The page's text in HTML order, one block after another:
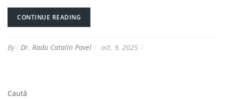
CONTINUE READING
By : Dr. Radu Catalin Pavel oct. 9, 2025
Caută